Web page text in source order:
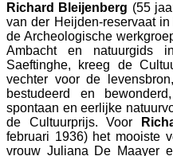
Richard Bleijenberg (55
van der Heijden-reservaat
de Archeologische
Ambacht en natuurgids
Saeftinghe, kreeg de
vechter voor de
bestudeerd en
spontaan en eerlijke
de Cultuurprijs. Voor
februari 1936) het mooiste
vrouw Juliana De Maayer